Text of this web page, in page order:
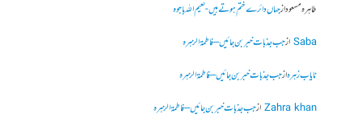
طاہرہ مسعودازجہاں دائرے ختم ہوتے ہیں- نعیم اللہ باجوہ
Sabaازجب جذبات خبر بن جائیں – فاطمۃالزہرہ
نایاب زہرہازجب جذبات خبر بن جائیں – فاطمۃالزہرہ
Zahra khanازجب جذبات خبر بن جائیں – فاطمۃالزہرہ